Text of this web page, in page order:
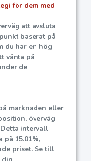
för dem med
att avsluta
baserat på
du har en hög
vänta på
de
marknaden eller
överväg
intervall
på 15.01%,
priset. Se till